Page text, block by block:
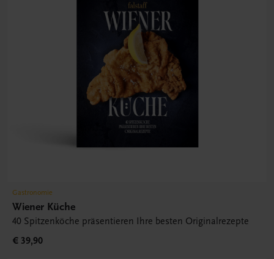
Gastronomie
Wiener Küche
40 Spitzenköche präsentieren Ihre besten Originalrezepte
€ 39,90